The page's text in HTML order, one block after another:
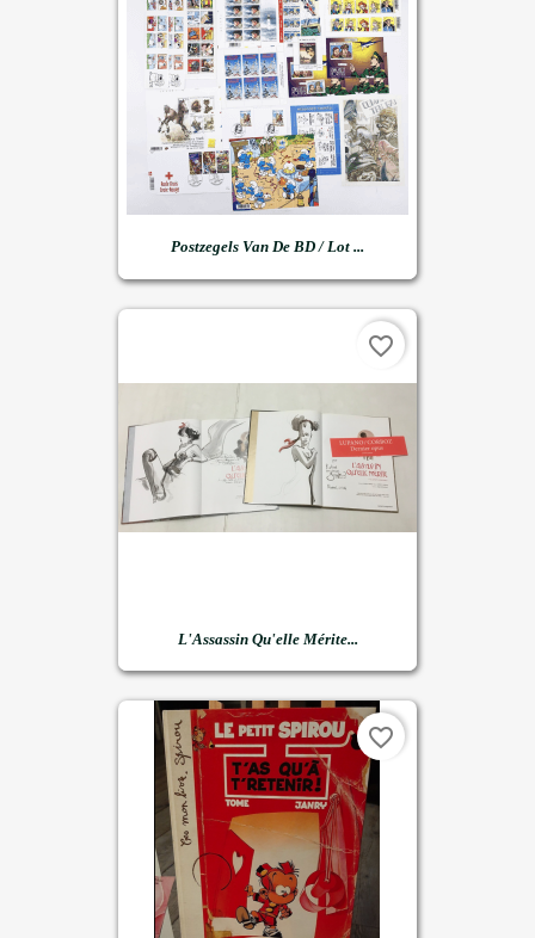
Postzegels Van De BD / Lot ...
L'Assassin Qu'elle Mérite...
favorite_border
favorite_border